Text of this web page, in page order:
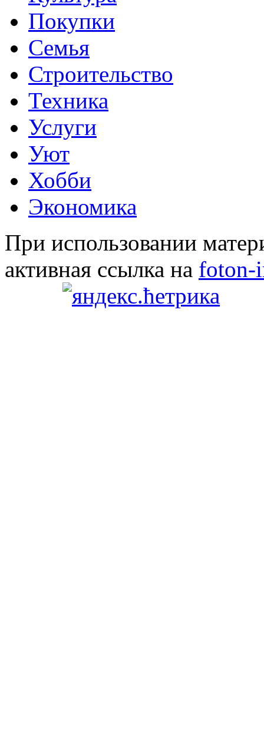
Покупки
Семья
Строительство
Техника
Услуги
Уют
Хобби
Экономика
При использовании
активная ссылка на foton-